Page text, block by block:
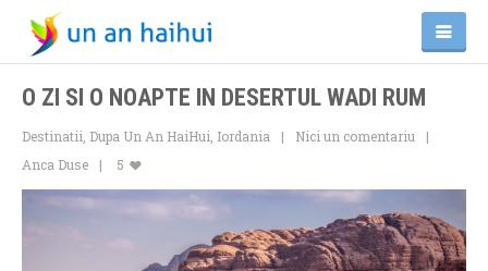
O ZI SI O NOAPTE IN DESERTUL WADI RUM
Destinatii Dupa Un An HaiHui Iordania
Nici un comentariu
Anca Duse
5